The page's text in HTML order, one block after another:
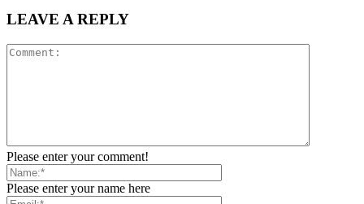
LEAVE A REPLY
Please enter your comment!
Please enter your name here